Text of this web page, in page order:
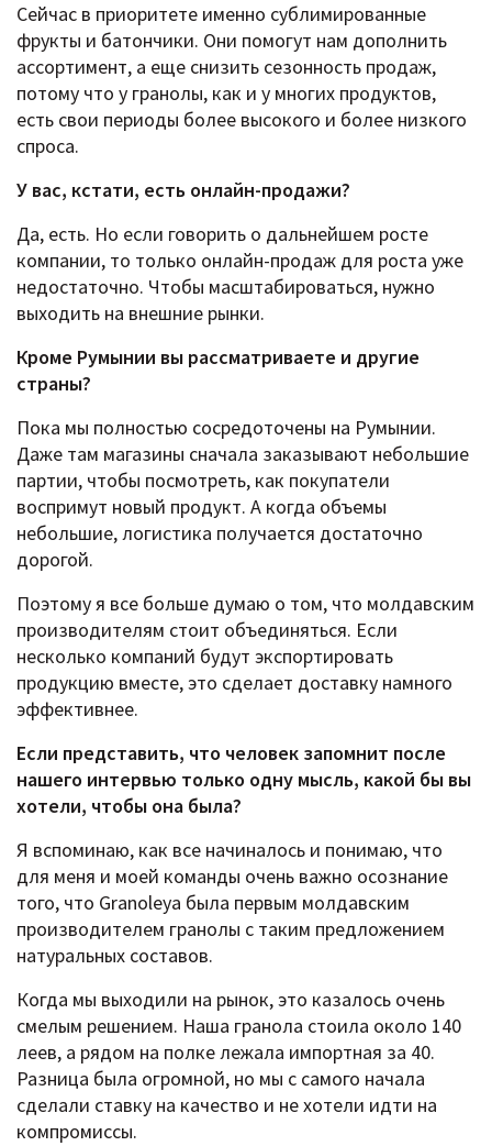
Сейчас в приоритете именно сублимированные
фрукты и батончики. Они помогут нам дополнить
ассортимент, а еще снизить сезонность продаж,
потому что у гранолы, как и у многих продуктов,
есть свои периоды более высокого и более низкого
спроса.
У вас, кстати, есть онлайн-продажи?
Да, есть. Но если говорить о дальнейшем росте
компании, то только онлайн-продаж для роста уже
недостаточно. Чтобы масштабироваться, нужно
выходить на внешние рынки.
Кроме Румынии вы рассматриваете и другие
страны?
Пока мы полностью сосредоточены на Румынии.
Даже там магазины сначала заказывают небольшие
партии, чтобы посмотреть, как покупатели
воспримут новый продукт. А когда объемы
небольшие, логистика получается достаточно
дорогой.
Поэтому я все больше думаю о том, что молдавским
производителям стоит объединяться. Если
несколько компаний будут экспортировать
продукцию вместе, это сделает доставку намного
эффективнее.
Если представить, что человек запомнит после
нашего интервью только одну мысль, какой бы вы
хотели, чтобы она была?
Я вспоминаю, как все начиналось и понимаю, что
для меня и моей команды очень важно осознание
того, что Granoleya была первым молдавским
производителем гранолы с таким предложением
натуральных составов.
Когда мы выходили на рынок, это казалось очень
смелым решением. Наша гранола стоила около 140
леев, а рядом на полке лежала импортная за 40.
Разница была огромной, но мы с самого начала
сделали ставку на качество и не хотели идти на
компромиссы.